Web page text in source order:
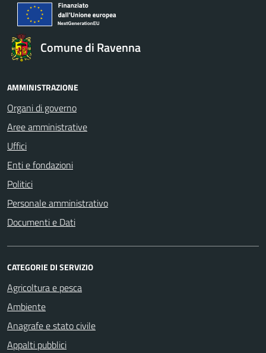
Comune di Ravenna
AMMINISTRAZIONE
Organi di governo
Aree amministrative
Uffici
Enti e fondazioni
Politici
Personale amministrativo
Documenti e Dati
CATEGORIE DI SERVIZIO
Agricoltura e pesca
Ambiente
Anagrafe e stato civile
Appalti pubblici